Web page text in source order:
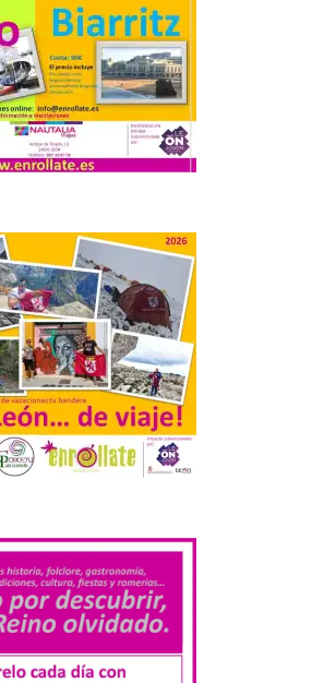
eclipses para
en
con menor
lumínica
Europa, un recurso
disfrutar de
durante todo
General de Turismo
diversas iniciativas
prepara tres
parque amplía su
y refuerza los